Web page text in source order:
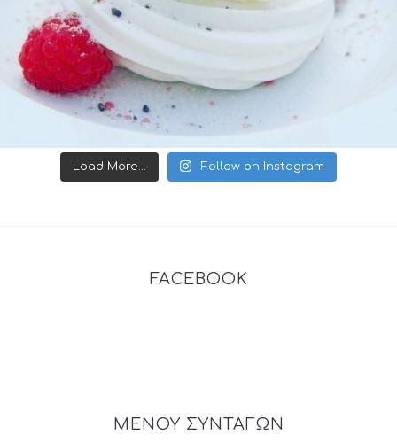
Load More... Follow on Instagram
FACEBOOK
ΜΕΝΟΥ ΣΥΝΤΑΓΩΝ